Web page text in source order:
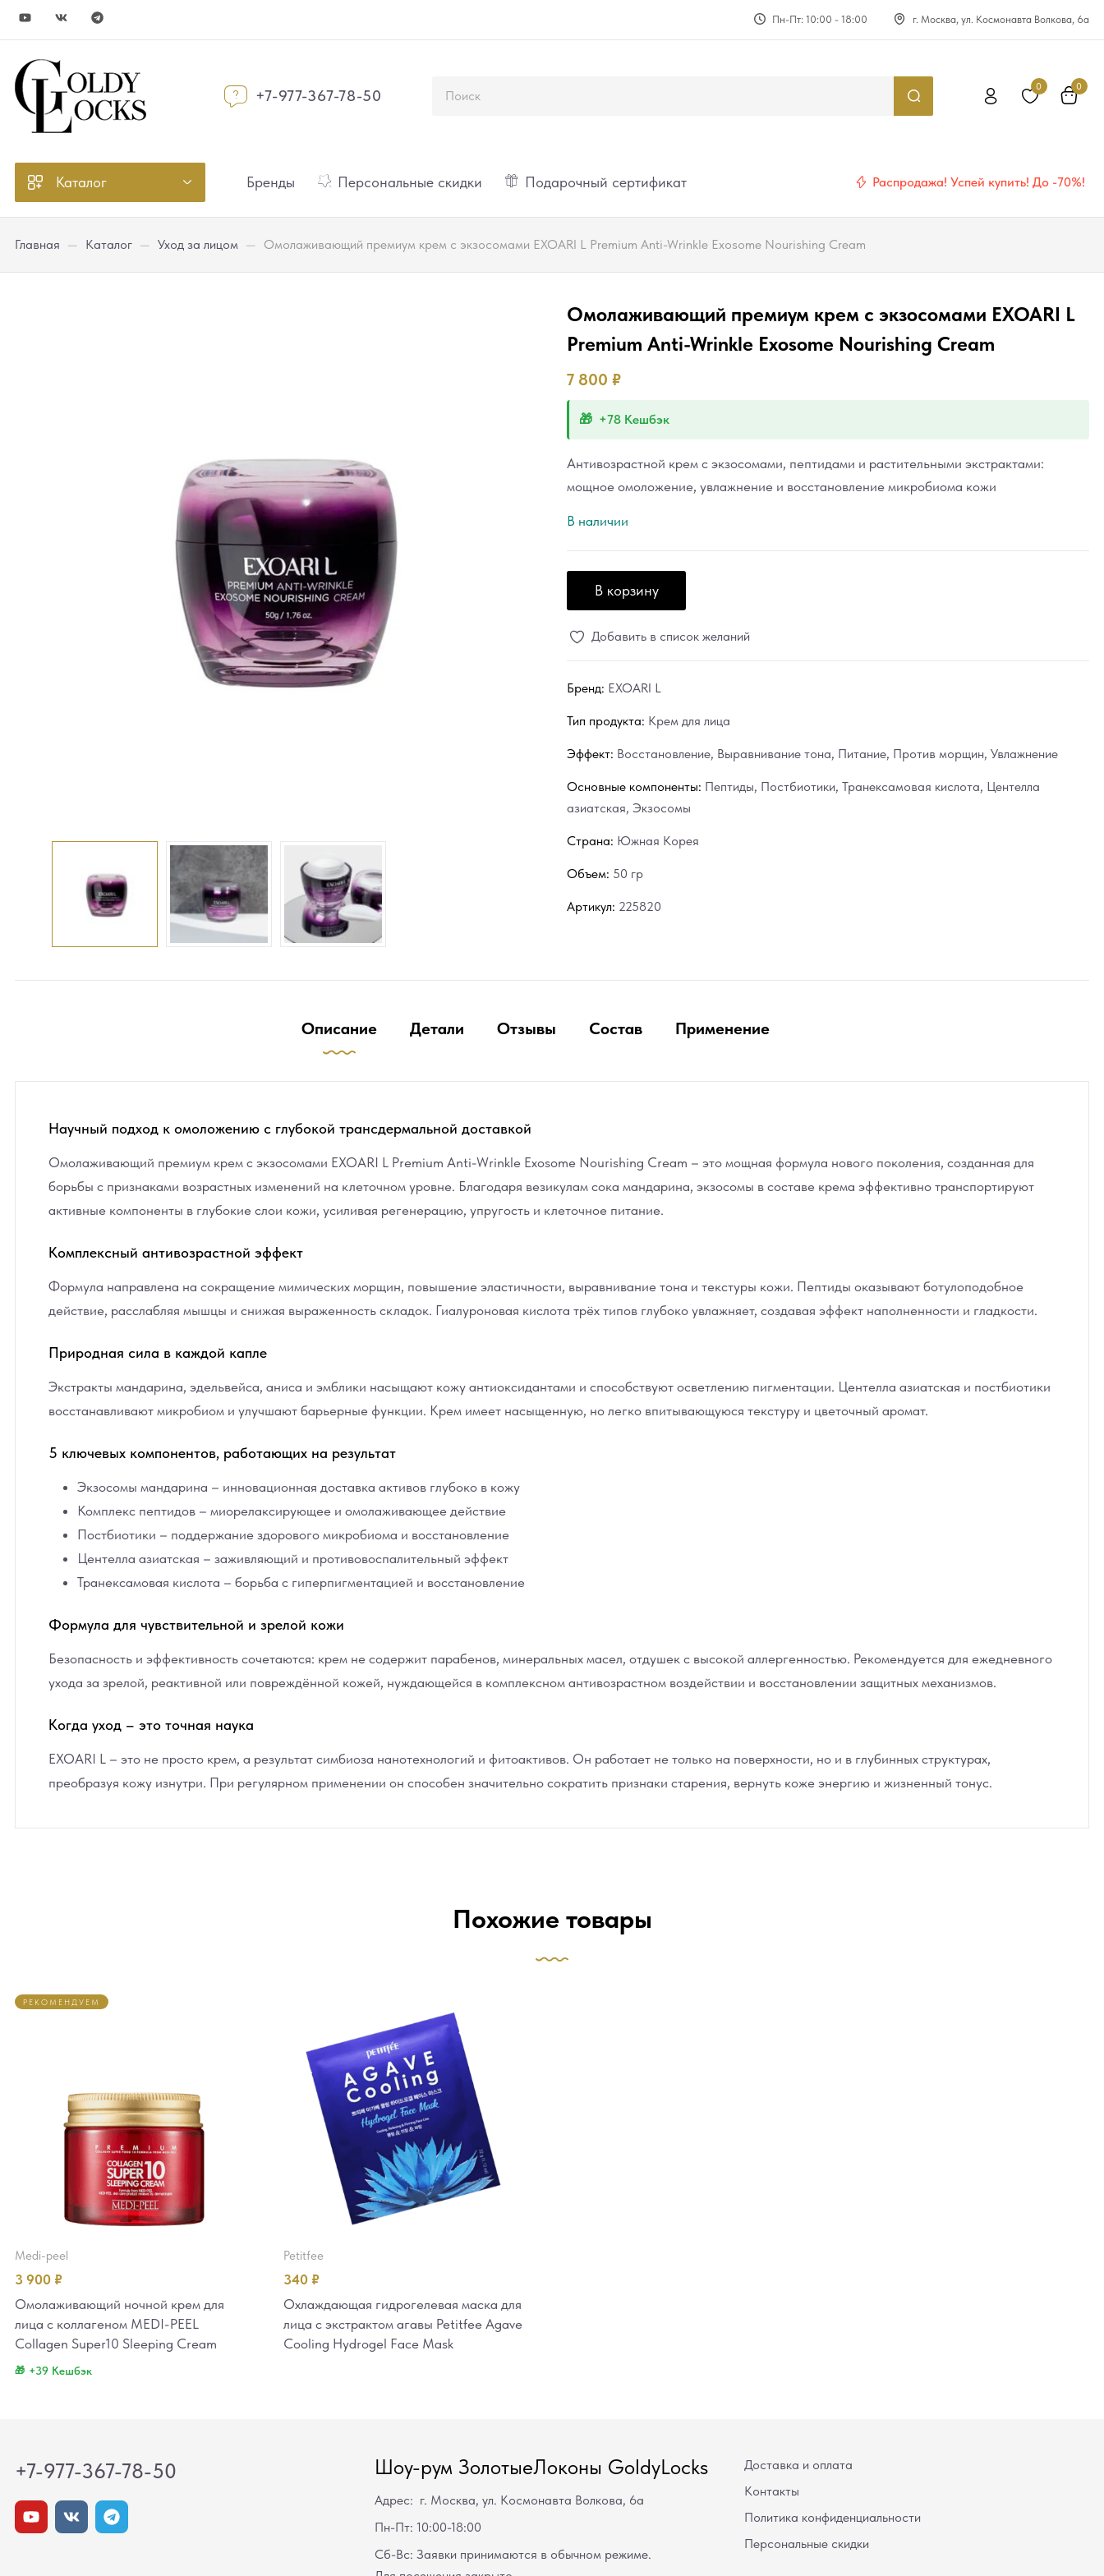
Пн-Пт: 10:00 - 18:00 г. Москва, ул. Космонавта Волкова, 6а
+7-977-367-78-50 0 0
Каталог Бренды Персональные скидки Подарочный сертификат Распродажа! Успей купить! До -70%!
Главная — Каталог — Уход за лицом — Омолаживающий премиум крем с экзосомами EXOARI L Premium Anti-Wrinkle Exosome Nourishing Cream
Омолаживающий премиум крем с экзосомами EXOARI L
Premium Anti-Wrinkle Exosome Nourishing Cream
7 800 ₽
+78 Кешбэк
Антивозрастной крем с экзосомами, пептидами и растительными экстрактами:
мощное омоложение, увлажнение и восстановление микробиома кожи
В наличии
В корзину
Добавить в список желаний
Бренд: EXOARI L
Тип продукта: Крем для лица
Эффект: Восстановление, Выравнивание тона, Питание, Против морщин, Увлажнение
Основные компоненты: Пептиды, Постбиотики, Транексамовая кислота, Центелла
азиатская, Экзосомы
Страна: Южная Корея
Объем: 50 гр
Артикул: 225820
Описание Детали Отзывы Состав Применение
Научный подход к омоложению с глубокой трансдермальной доставкой
Омолаживающий премиум крем с экзосомами EXOARI L Premium Anti-Wrinkle Exosome Nourishing Cream – это мощная формула нового поколения, созданная для
борьбы с признаками возрастных изменений на клеточном уровне. Благодаря везикулам сока мандарина, экзосомы в составе крема эффективно транспортируют
активные компоненты в глубокие слои кожи, усиливая регенерацию, упругость и клеточное питание.
Комплексный антивозрастной эффект
Формула направлена на сокращение мимических морщин, повышение эластичности, выравнивание тона и текстуры кожи. Пептиды оказывают ботулоподобное
действие, расслабляя мышцы и снижая выраженность складок. Гиалуроновая кислота трёх типов глубоко увлажняет, создавая эффект наполненности и гладкости.
Природная сила в каждой капле
Экстракты мандарина, эдельвейса, аниса и эмблики насыщают кожу антиоксидантами и способствуют осветлению пигментации. Центелла азиатская и постбиотики
восстанавливают микробиом и улучшают барьерные функции. Крем имеет насыщенную, но легко впитывающуюся текстуру и цветочный аромат.
5 ключевых компонентов, работающих на результат
Экзосомы мандарина – инновационная доставка активов глубоко в кожу
Комплекс пептидов – миорелаксирующее и омолаживающее действие
Постбиотики – поддержание здорового микробиома и восстановление
Центелла азиатская – заживляющий и противовоспалительный эффект
Транексамовая кислота – борьба с гиперпигментацией и восстановление
Формула для чувствительной и зрелой кожи
Безопасность и эффективность сочетаются: крем не содержит парабенов, минеральных масел, отдушек с высокой аллергенностью. Рекомендуется для ежедневного
ухода за зрелой, реактивной или повреждённой кожей, нуждающейся в комплексном антивозрастном воздействии и восстановлении защитных механизмов.
Когда уход – это точная наука
EXOARI L – это не просто крем, а результат симбиоза нанотехнологий и фитоактивов. Он работает не только на поверхности, но и в глубинных структурах,
преобразуя кожу изнутри. При регулярном применении он способен значительно сократить признаки старения, вернуть коже энергию и жизненный тонус.
Похожие товары
РЕКОМЕНДУЕМ
medi-peel
3 900 ₽
Омолаживающий ночной крем для
лица с коллагеном MEDI-PEEL
Collagen Super10 Sleeping Cream
+39 Кешбэк
petitfee
340 ₽
Охлаждающая гидрогелевая маска для
лица с экстрактом агавы Petitfee Agave
Cooling Hydrogel Face Mask
+7-977-367-78-50 Шоу-рум ЗолотыеЛоконы GoldyLocks
Адрес: г. Москва, ул. Космонавта Волкова, 6а
Пн-Пт: 10:00-18:00
Сб-Вс: Заявки принимаются в обычном режиме.
Доставка и оплата
Контакты
Политика конфиденциальности
Персональные скидки